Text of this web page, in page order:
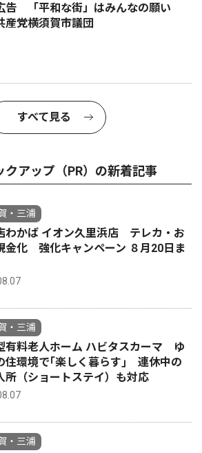
告 「平和な街」はみんなの願い
産党横須賀市議団
すべて見る
クアップ（PR）の新着記事
・三浦
わかば イオン久里浜店 テレカ・お
金化 強化キャンペーン ８月20日ま
・三浦
有料老人ホーム ハビタスカーマ ゆ
住環境で｢楽しく暮らす｣ 連休中の
所（ショートステイ）も対応
・三浦